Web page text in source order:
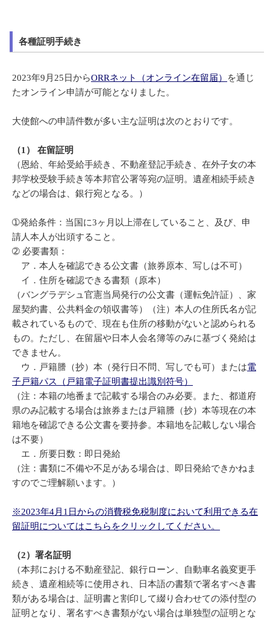
各種証明手続き
2023年9月25日からORRネット（オンライン在留届）
を通じ
たオンライン申請が可能となりました。
大使館への申請件数が多い主な証明は次のとおりです。
（1） 在留証明
（恩給、年給受給手続き、不動産登記手続き、在外子女の本
邦学校受験手続き等本邦官公署等宛の証明。遺産相続手続き
などの場合は、銀行宛となる。）
➀発給条件：当国に3ヶ月以上滞在していること、及び、申
請人本人が出頭すること。
➁ 必要書類：
ア．本人を確認できる公文書（旅券原本、写しは不可）
イ．住所を確認できる書類（原本）
（バングラデシュ官憲当局発行の公文書（運転免許証）、家
屋契約書、公共料金の領収書等）（注）本人の住所氏名が記
載されているもので、現在も住所の移動がないと認められる
もの。ただし、在留届や日本人会名簿等のみに基づく発給は
できません。
ウ．戸籍謄（抄）本（発行日不問、写しでも可）または電
子戸籍パス（戸籍電子証明書提出識別符号）
（注：本籍の地番まで記載する場合のみ必要。また、都道府
県のみ記載する場合は旅券または戸籍謄（抄）本等現在の本
籍地を確認できる公文書を要持参。本籍地を記載しない場合
は不要）
エ．所要日数：即日発給
（注：書類に不備や不足がある場合は、即日発給できかねま
すのでご理解願います。）
※2023年4月1日からの消費税免税制度において利用できる在
留証明についてはこちらをクリックしてください。
（2）署名証明
（本邦における不動産登記、銀行ローン、自動車名義変更手
続き、遺産相続等に使用され、日本語の書類で署名すべき書
類がある場合は、証明書と割印して綴り合わせての添付型の
証明となり、署名すべき書類がない場合は単独型の証明とな